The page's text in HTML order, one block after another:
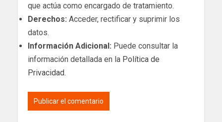
que actúa como encargado de tratamiento.
Derechos: Acceder, rectificar y suprimir los
datos.
Información Adicional: Puede consultar la
información detallada en la Política de
Privacidad.